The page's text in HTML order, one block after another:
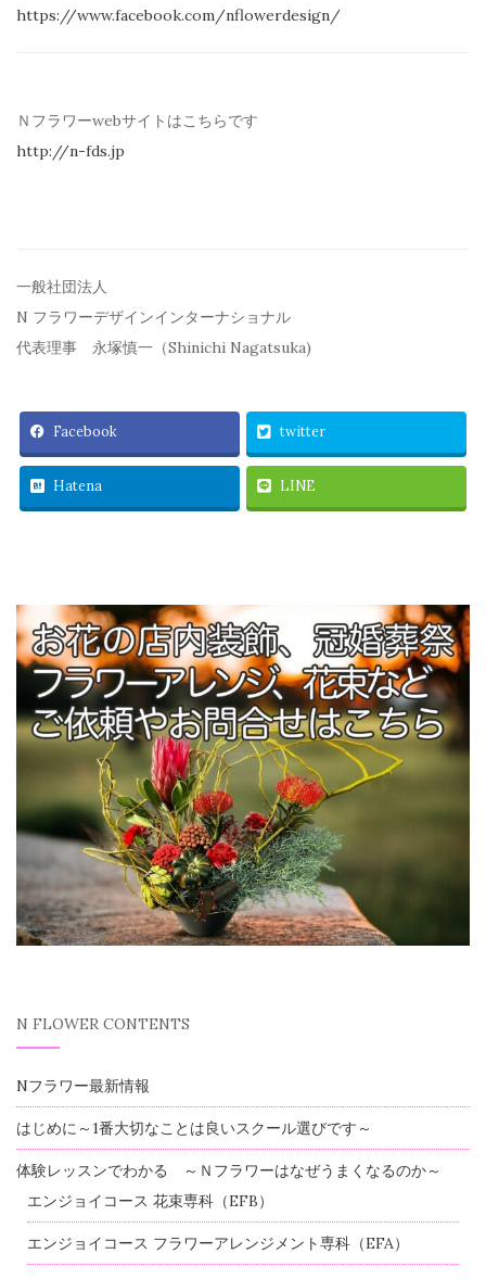
https://www.facebook.com/nflowerdesign/
Ｎフラワーwebサイトはこちらです
http://n-fds.jp
一般社団法人
N フラワーデザインインターナショナル
代表理事 永塚慎一（Shinichi Nagatsuka)
Facebook twitter
Hatena LINE
N FLOWER CONTENTS
Nフラワー最新情報
はじめに～1番大切なことは良いスクール選びです～
体験レッスンでわかる ～Ｎフラワーはなぜうまくなるのか～
エンジョイコース 花束専科（EFB）
エンジョイコース フラワーアレンジメント専科（EFA）